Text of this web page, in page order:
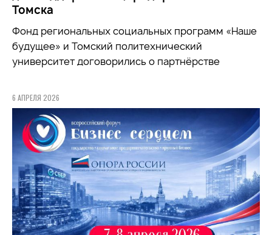
Томска
Фонд региональных социальных программ «Наше
будущее» и Томский политехнический
университет договорились о партнёрстве
6 АПРЕЛЯ 2026